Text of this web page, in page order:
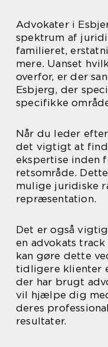
Advokater i
spektrum af
familieret,
mere. Uanset
overfor, er der
Esbjerg, der
specifikke
Når du leder
det vigtigt at
ekspertise inden
retsområde.
mulige juridiske
repræsentation.
Det er også
en advokats
kan gøre dette
tidligere klienter
der har brugt
vil hjælpe dig
deres
resultater.